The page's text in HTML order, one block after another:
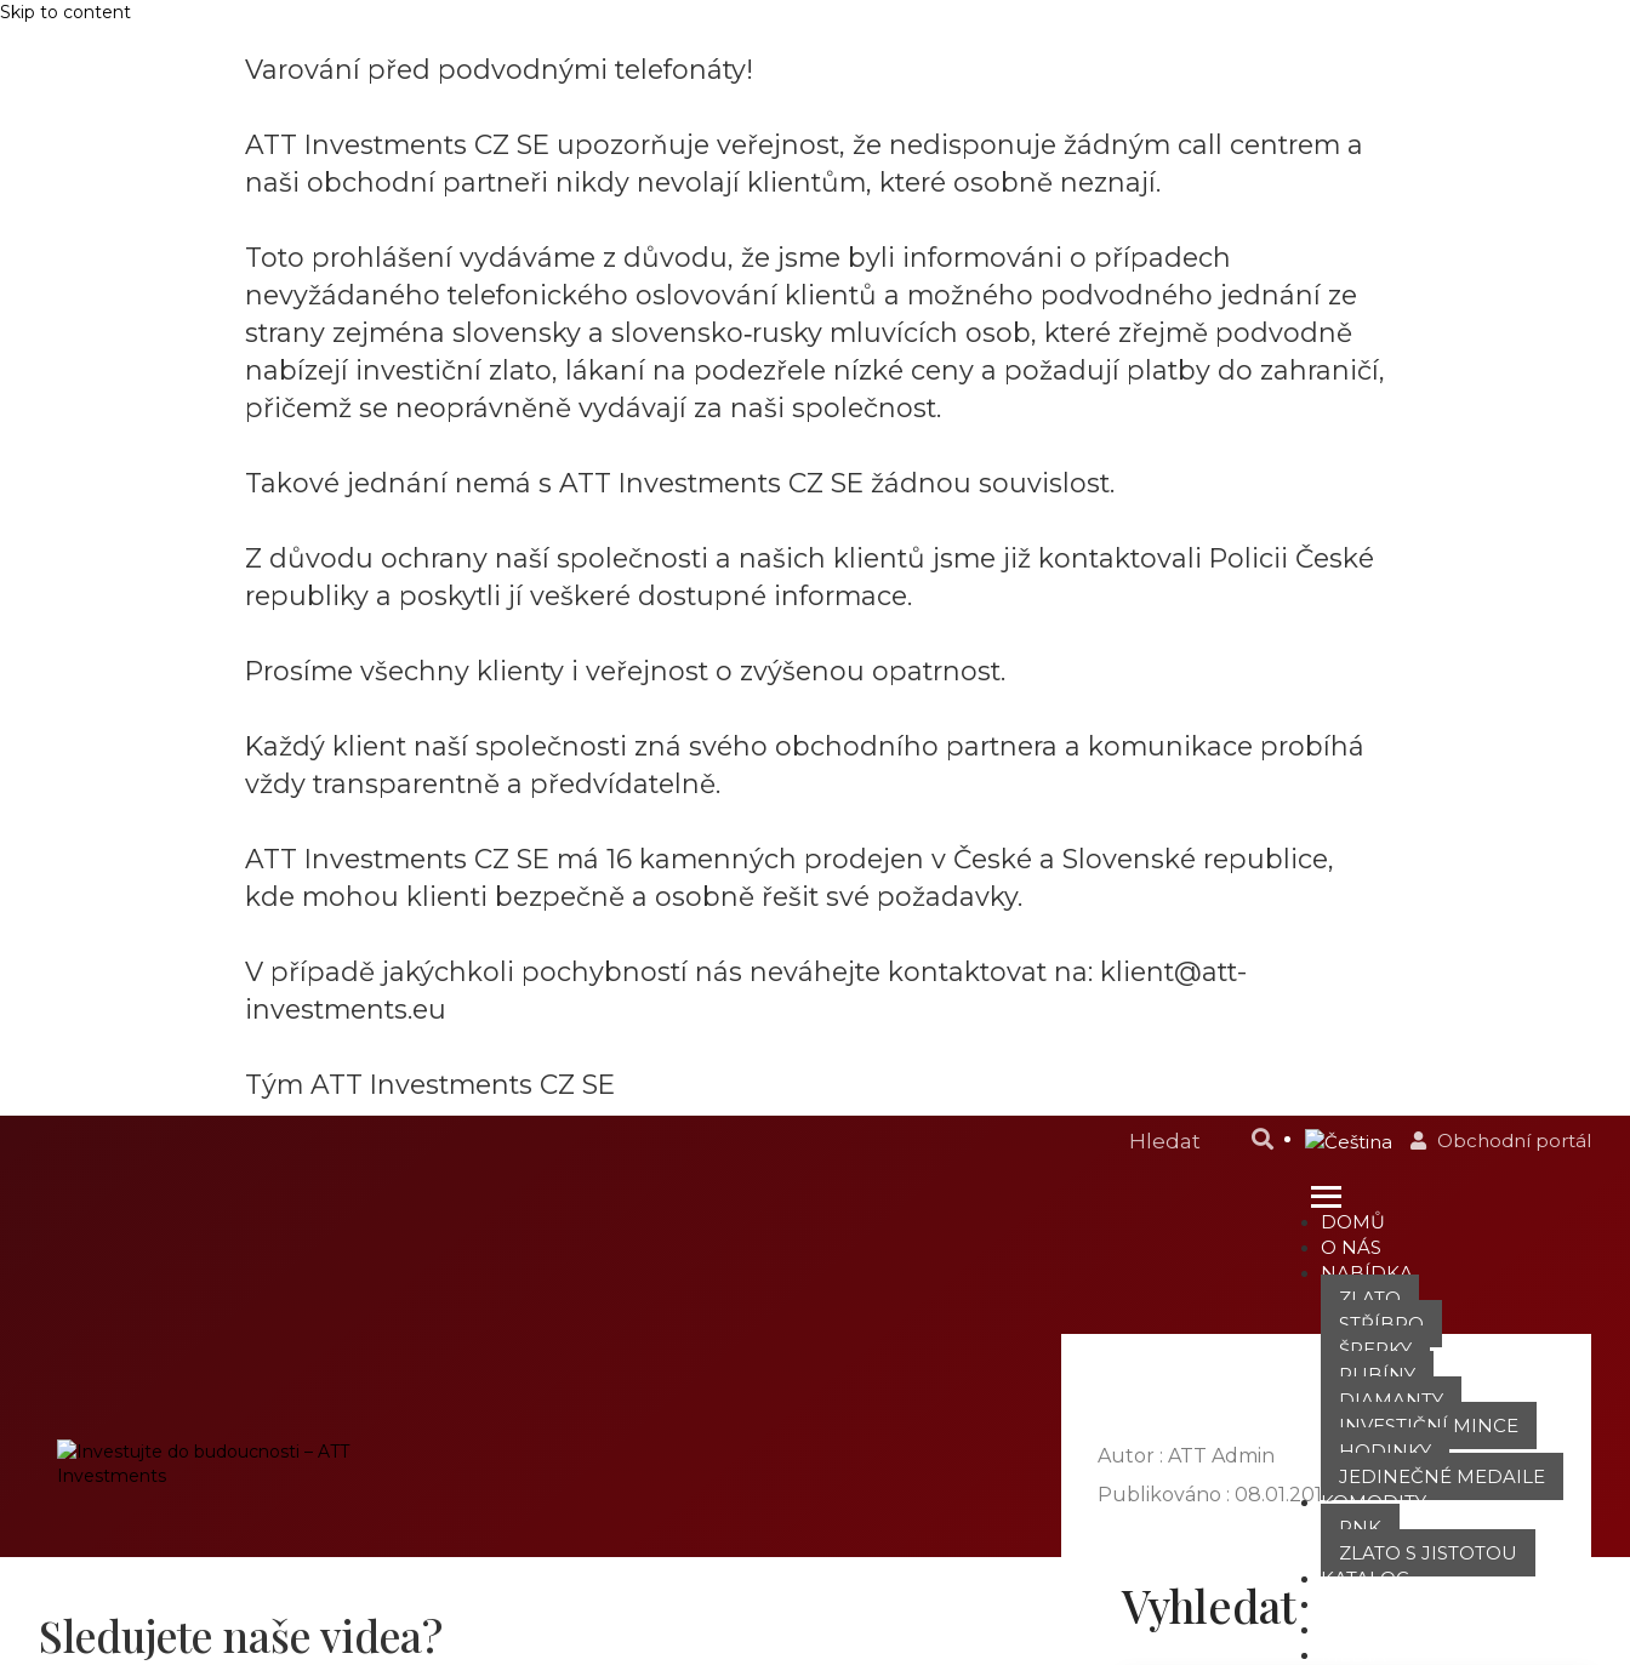
Skip to content
Varování před podvodnými telefonáty!
ATT Investments CZ SE upozorňuje veřejnost, že nedisponuje žádným call centrem a
naši obchodní partneři nikdy nevolají klientům, které osobně neznají.
Toto prohlášení vydáváme z důvodu, že jsme byli informováni o případech
nevyžádaného telefonického oslovování klientů a možného podvodného jednání ze
strany zejména slovensky a slovensko‑rusky mluvících osob, které zřejmě podvodně
nabízejí investiční zlato, lákaní na podezřele nízké ceny a požadují platby do zahraničí,
přičemž se neoprávněně vydávají za naši společnost.
Takové jednání nemá s ATT Investments CZ SE žádnou souvislost.
Z důvodu ochrany naší společnosti a našich klientů jsme již kontaktovali Policii České
republiky a poskytli jí veškeré dostupné informace.
Prosíme všechny klienty i veřejnost o zvýšenou opatrnost.
Každý klient naší společnosti zná svého obchodního partnera a komunikace probíhá
vždy transparentně a předvídatelně.
ATT Investments CZ SE má 16 kamenných prodejen v České a Slovenské republice,
kde mohou klienti bezpečně a osobně řešit své požadavky.
V případě jakýchkoli pochybností nás neváhejte kontaktovat na: klient@att-
investments.eu
Tým ATT Investments CZ SE
Obchodní portál
DOMŮ
O NÁS
NABÍDKA
ZLATO
STŘÍBRO
ŠPERKY
RUBÍNY
DIAMANTY
INVESTIČNÍ MINCE
HODINKY
JEDINEČNÉ MEDAILE
KOMODITY
PNK
ZLATO S JISTOTOU
KATALOG
Autor : ATT Admin
Publikováno : 08.01.2018
Sledujete naše videa?
Vyhledat